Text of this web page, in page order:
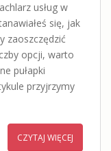
usług w
się, jak
zaoszczędzić
opcji, warto
pułapki
przyjrzymy
CZYTAJ WIĘCEJ